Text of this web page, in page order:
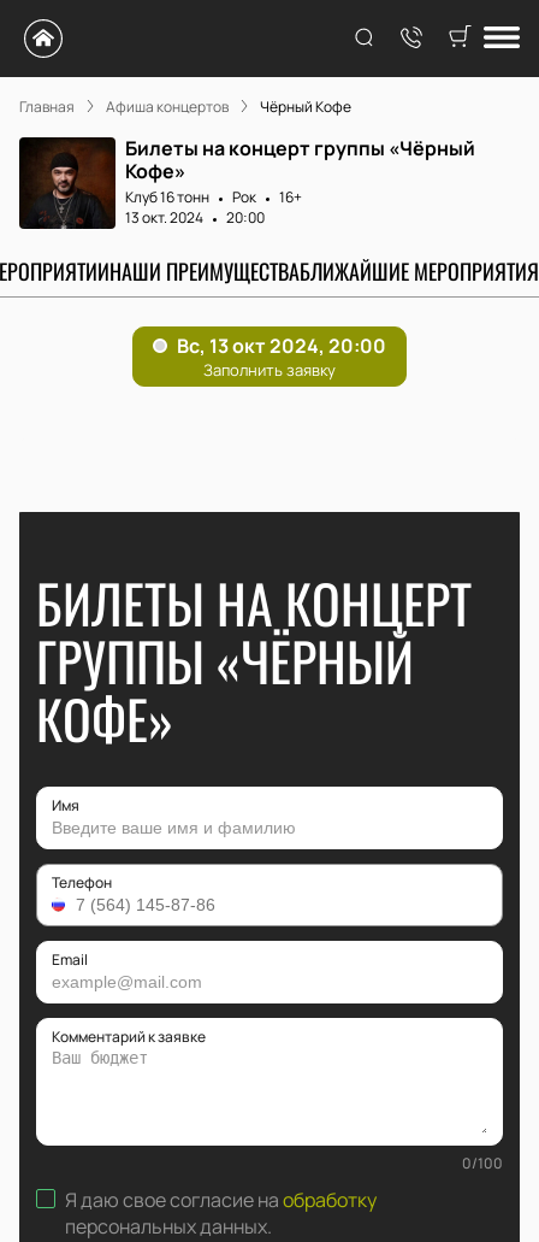
Главная Афиша концертов Чёрный Кофе
Билеты на концерт группы «Чёрный
Кофе»
Клуб 16 тонн Рок
16+
13 окт. 2024
20:00
НАШИ ПРЕИМУЩЕСТВАБЛИЖАЙШИЕ МЕРОПРИЯТИЯ
БИЛЕТЫ НА КОНЦЕРТ
ГРУППЫ «ЧЁРНЫЙ
КОФЕ»
Имя
Телефон
Email
Комментарий к заявке
0/100
Я даю свое согласие наобработку
персональных данных.